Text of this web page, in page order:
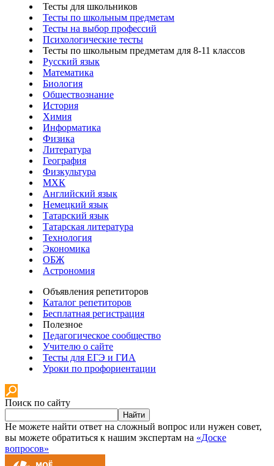
Тесты для школьников
Тесты по школьным предметам
Тесты на выбор профессий
Психологические тесты
Тесты по школьным предметам для 8-11 классов
Русский язык
Математика
Биология
Обществознание
История
Химия
Информатика
Физика
Литература
География
Физкультура
МХК
Английский язык
Немецкий язык
Татарский язык
Татарская литература
Технология
Экономика
ОБЖ
Астрономия
Объявления репетиторов
Каталог репетиторов
Бесплатная регистрация
Полезное
Педагогическое сообщество
Учителю о сайте
Тесты для ЕГЭ и ГИА
Уроки по профориентации
Поиск по сайту
Найти
Не можете найти ответ на сложный вопрос или нужен совет,
вы можете обратиться к нашим экспертам на «Доске
вопросов»